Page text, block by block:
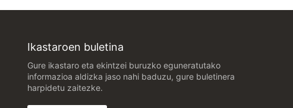
Ikastaroen buletina
Gure ikastaro eta ekintzei buruzko eguneratutako
informazioa aldizka jaso nahi baduzu, gure buletinera
harpidetu zaitezke.